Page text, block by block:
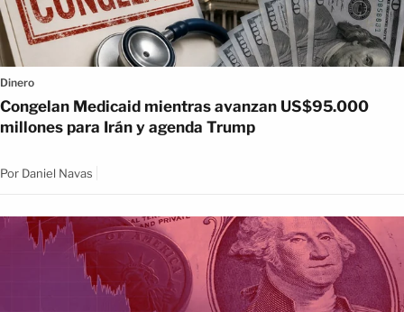
Dinero
Congelan Medicaid mientras avanzan US$95.000
millones para Irán y agenda Trump
Por Daniel Navas